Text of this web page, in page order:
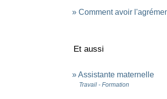
Comment avoir
Et aussi
Assistante maternelle
Travail - Formation